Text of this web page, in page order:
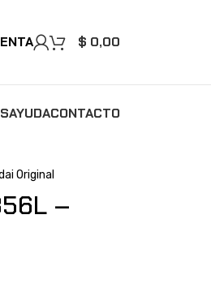
$ 0,00
AYUDACONTACTO
Original
–